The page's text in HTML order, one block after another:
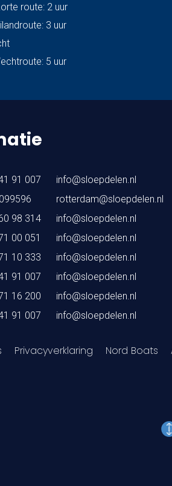
route: 2 uur
3 uur
5 uur
91 007
info@sloepdelen.nl
rotterdam@sloepdelen.nl
98 314
info@sloepdelen.nl
00 051
info@sloepdelen.nl
10 333
info@sloepdelen.nl
91 007
info@sloepdelen.nl
16 200
info@sloepdelen.nl
91 007 info@sloepdelen.nl
Privacyverklaring Nord Boats